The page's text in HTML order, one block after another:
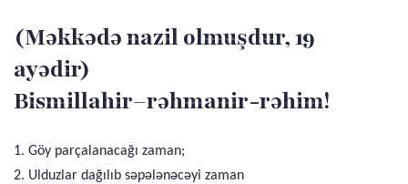
(Məkkədə nazil olmuşdur, 19
ayədir)
Bismillahir–rəhmanir-rəhim!
1. Göy parçalanacağı zaman;
2. Ulduzlar dağılıb səpələnəcəyi zaman